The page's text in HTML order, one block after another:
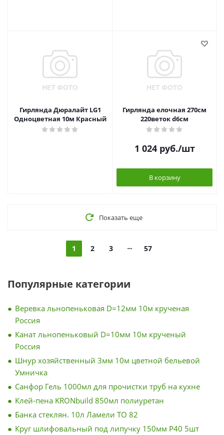
Гирлянда Дюралайт LG1
Одноцветная 10м Красный
Гирлянда елочная 270см
220веток d6см
1 024руб./шт
В корзину
Показать еще
1 2 3 57
Популярные категории
Веревка льнопеньковая D=12мм 10м крученая
Россия
Канат льнопеньковый D=10мм 10м крученый
Россия
Шнур хозяйственный 3мм 10м цветной бельевой
Умничка
Санфор Гель 1000мл для прочистки труб на кухне
Клей-пена KRONbuild 850мл полиуретан
Банка стеклян. 10л Ламели ТО 82
Круг шлифовальный под липучку 150мм Р40 5шт